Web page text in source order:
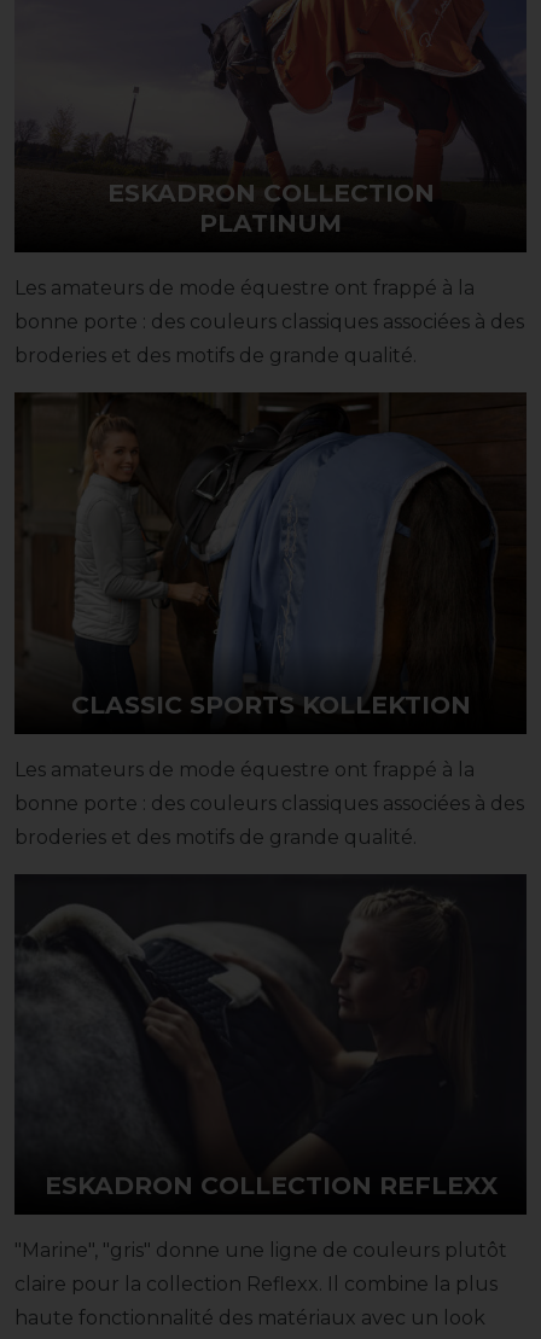
ESKADRON COLLECTION
PLATINUM
Les amateurs de mode équestre ont frappé à la
bonne porte : des couleurs classiques associées à des
broderies et des motifs de grande qualité.
CLASSIC SPORTS KOLLEKTION
Les amateurs de mode équestre ont frappé à la
bonne porte : des couleurs classiques associées à des
broderies et des motifs de grande qualité.
ESKADRON COLLECTION REFLEXX
"Marine", "gris" donne une ligne de couleurs plutôt
claire pour la collection Reflexx. Il combine la plus
haute fonctionnalité des matériaux avec un look